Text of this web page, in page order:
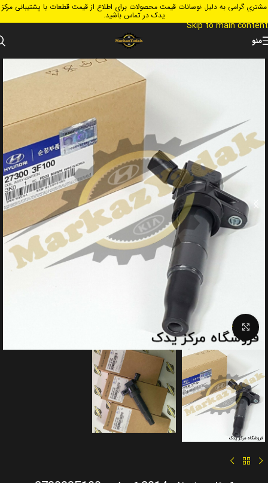
Skip to navigation
Skip to main content
مشتری گرامی به دلیل نوسانات قیمت محصولات برای اطلاع از قیمت قطعات با پشتیبانی مرکز
یدک در تماس باشید.
منو
Click to enlarge